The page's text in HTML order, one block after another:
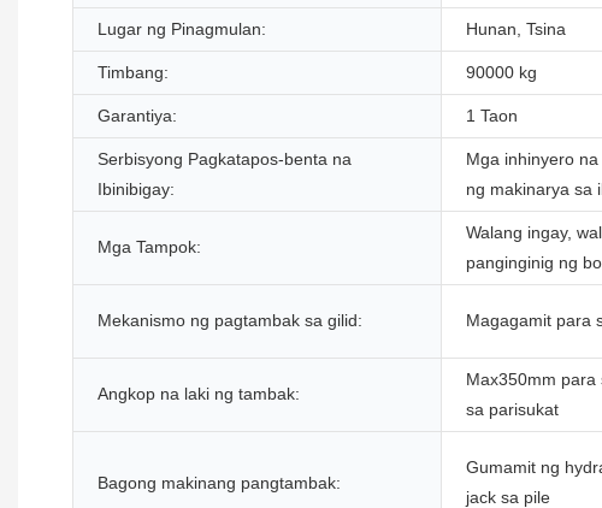
Lugar ng Pinagmulan: Hunan, Tsina
Timbang: 90000 kg
Garantiya: 1 Taon
Serbisyong Pagkatapos-benta na
Ibinibigay:
Mga inhinyero
ng makinarya sa
Mga Tampok:
Walang ingay,
panginginig ng
Mekanismo ng pagtambak sa gilid: Magagamit para
Angkop na laki ng tambak:
Max350mm para
sa parisukat
Bagong makinang pangtambak:
Gumamit ng
jack sa pile